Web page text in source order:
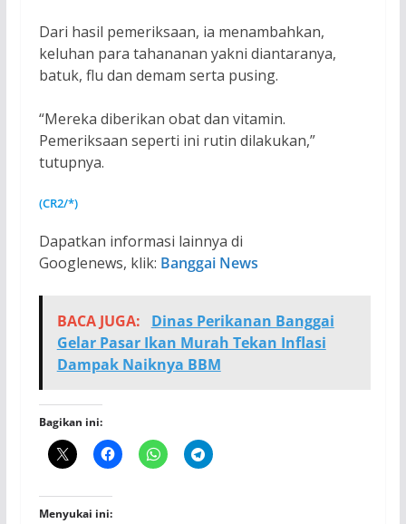
Dari hasil pemeriksaan, ia menambahkan,
keluhan para tahananan yakni diantaranya,
batuk, flu dan demam serta pusing.
“Mereka diberikan obat dan vitamin.
Pemeriksaan seperti ini rutin dilakukan,”
tutupnya.
(CR2/*)
Dapatkan informasi lainnya di
Googlenews, klik: Banggai News
BACA JUGA:
Dinas Perikanan Banggai
Gelar Pasar Ikan Murah Tekan Inflasi
Dampak Naiknya BBM
Bagikan ini:
Menyukai ini: